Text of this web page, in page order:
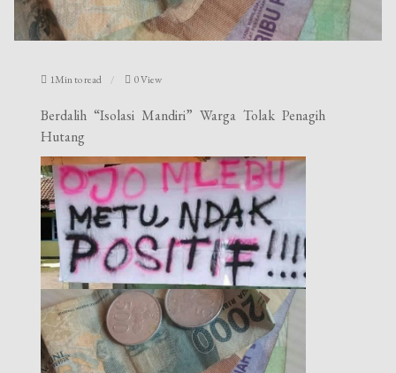
1Min to read 0 View
Berdalih “Isolasi Mandiri” Warga Tolak Penagih
Hutang